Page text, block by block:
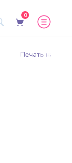
0
Печать на